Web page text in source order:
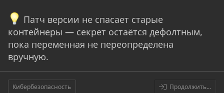
Патч версии не спасает старые
контейнеры — секрет остаётся дефолтным,
пока переменная не переопределена
вручную.
Кибербезопасность Продолжить...